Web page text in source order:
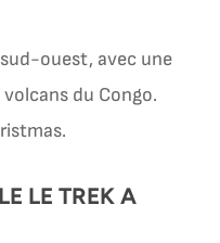
ouest, avec une
du Congo.
LE TREK A